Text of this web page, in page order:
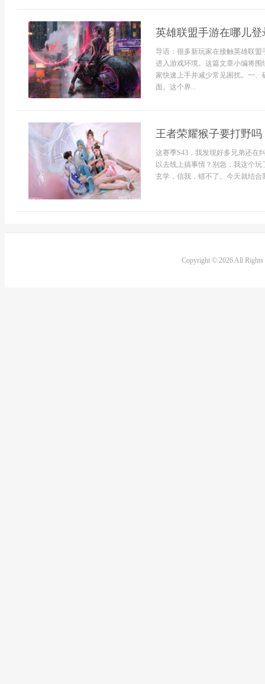
英雄联盟手游在哪儿登
导语：很多新玩家在接触英雄联
进入游戏环境。这篇文章小编将
家快速上手并减少常见困扰。一
面。这个界...
王者荣耀猴子要打野
这赛季S43，我发现好多兄弟还在
以去线上搞事情？别急，我这个
玄学，信我，错不了。今天就结合
Copyright © 2026 All